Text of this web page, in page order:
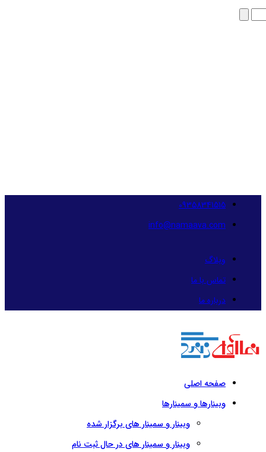
09358341515
info@namaava.com
وبلاگ
تماس با ما
درباره ما
صفحه اصلی
وبینارها و سمینارها
وبینار و سمینار های برگزار شده
وبینار و سمینار های در حال ثبت نام